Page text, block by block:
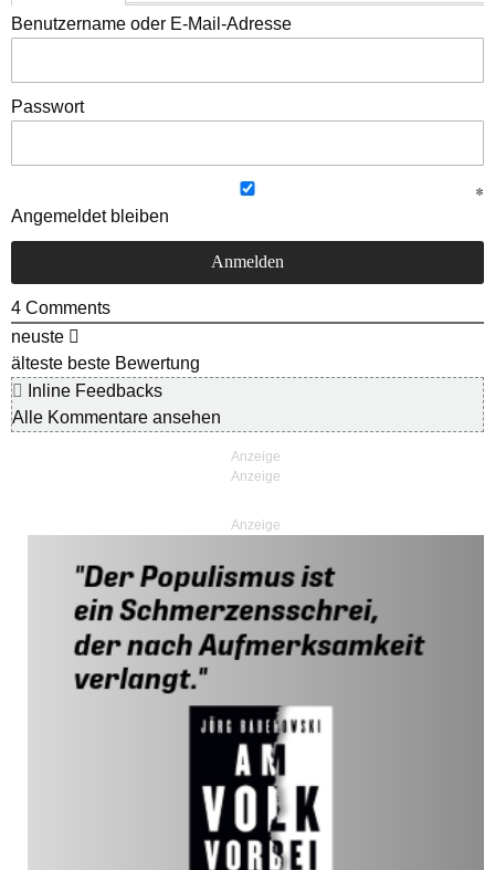
Benutzername oder E-Mail-Adresse
Passwort
Angemeldet bleiben
4 Comments
neuste
älteste beste Bewertung
Inline Feedbacks
Alle Kommentare ansehen
Anzeige